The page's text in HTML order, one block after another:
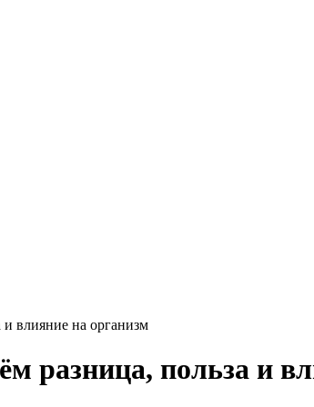
влияние на организм
разница, польза и